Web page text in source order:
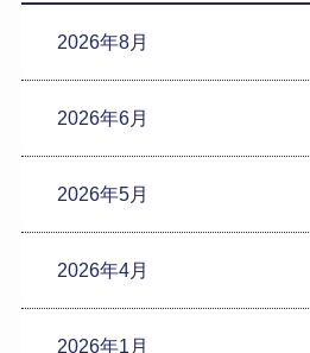
2026年8月
2026年6月
2026年5月
2026年4月
2026年1月